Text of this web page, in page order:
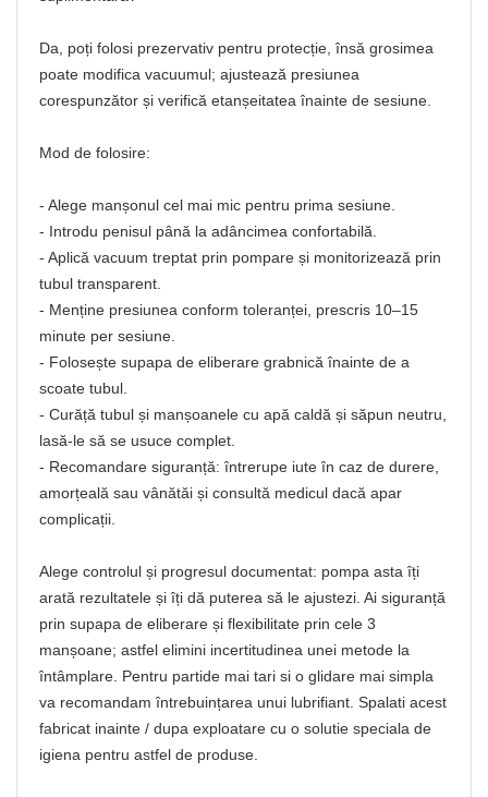
Da, poți folosi prezervativ pentru protecție, însă grosimea
poate modifica vacuumul; ajustează presiunea
corespunzător și verifică etanșeitatea înainte de sesiune.
Mod de folosire:
- Alege manșonul cel mai mic pentru prima sesiune.
- Introdu penisul până la adâncimea confortabilă.
- Aplică vacuum treptat prin pompare și monitorizează prin
tubul transparent.
- Menține presiunea conform toleranței, prescris 10–15
minute per sesiune.
- Folosește supapa de eliberare grabnică înainte de a
scoate tubul.
- Curăță tubul și manșoanele cu apă caldă și săpun neutru,
lasă-le să se usuce complet.
- Recomandare siguranță: întrerupe iute în caz de durere,
amorțeală sau vânătăi și consultă medicul dacă apar
complicații.
Alege controlul și progresul documentat: pompa asta îți
arată rezultatele și îți dă puterea să le ajustezi. Ai siguranță
prin supapa de eliberare și flexibilitate prin cele 3
manșoane; astfel elimini incertitudinea unei metode la
întâmplare. Pentru partide mai tari si o glidare mai simpla
va recomandam întrebuințarea unui lubrifiant. Spalati acest
fabricat inainte / dupa exploatare cu o solutie speciala de
igiena pentru astfel de produse.